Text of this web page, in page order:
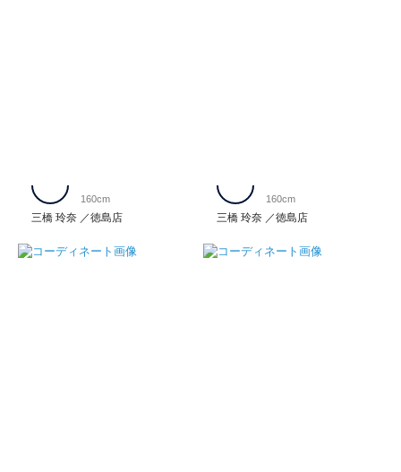
三橋 玲奈 徳島店
160cm
三橋 玲奈 徳島店
160cm